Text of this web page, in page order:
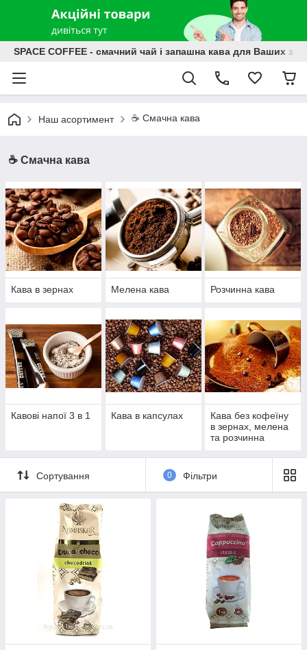
SPACE COFFEE - смачний чай і запашна кава для Ваших
Наш асортимент ☕️ Смачна кава
☕️ Смачна кава
Кава в зернах Мелена кава Розчинна кава
Кавові напої 3 в 1 Кава в капсулах
Кава без кофеїну
в зернах, мелена
та розчинна
Сортування 0 Фільтри